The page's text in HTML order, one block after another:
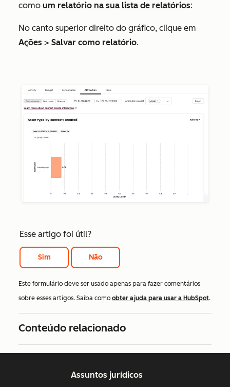
como um relatório na sua lista de relatórios:
No canto superior direito do gráfico, clique em
Ações > Salvar como relatório.
Esse artigo foi útil?
Sim Não
Este formulário deve ser usado apenas para fazer comentários
sobre esses artigos. Saiba como obter ajuda para usar a HubSpot.
Conteúdo relacionado
Assuntos jurídicos